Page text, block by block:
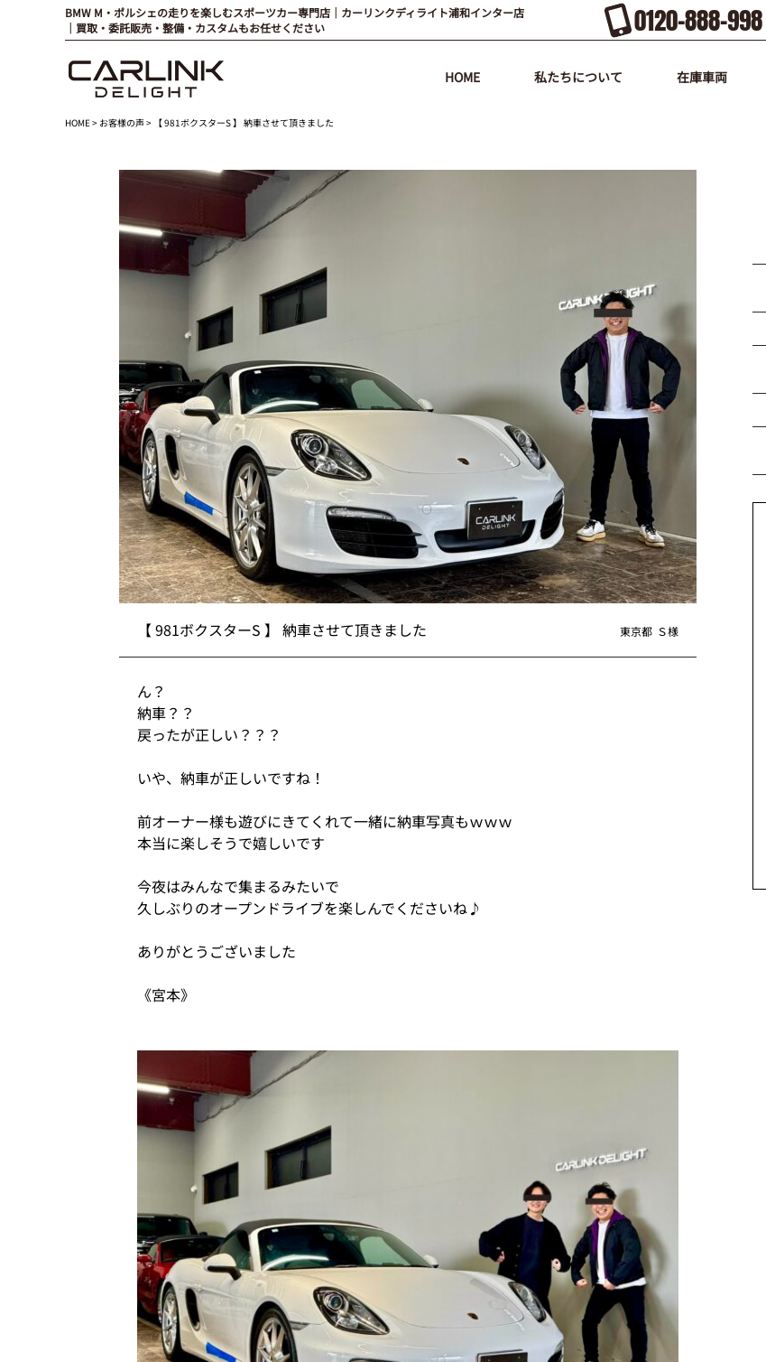
BMW M・ポルシェの走りを楽しむスポーツカー専門店｜カーリンクディライト浦和インター店
｜買取・委託販売・整備・カスタムもお任せください
0120-888-998
HOME 私たちについて 在庫車両
HOME> お客様の声> 【 981ボクスターS 】 納車させて頂きました
【 981ボクスターS 】 納車させて頂きました 東京都 Ｓ様
ん？
納車？？
戻ったが正しい？？？
いや、納車が正しいですね！
前オーナー様も遊びにきてくれて一緒に納車写真もｗｗｗ
本当に楽しそうで嬉しいです
今夜はみんなで集まるみたいで
久しぶりのオープンドライブを楽しんでくださいね♪
ありがとうございました
《宮本》